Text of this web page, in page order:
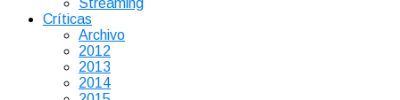
Streaming
Críticas
Archivo
2012
2013
2014